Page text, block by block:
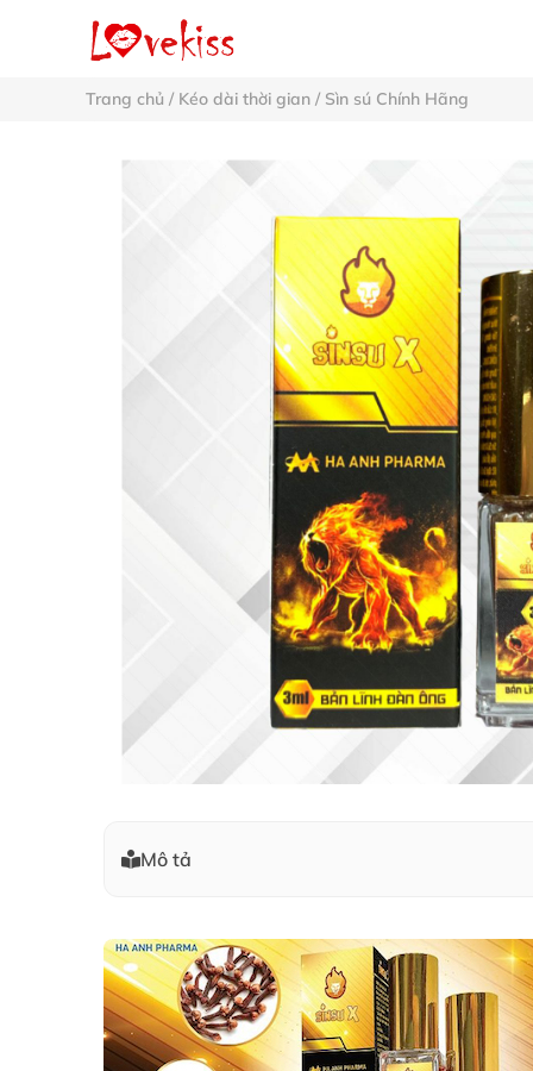
Trang chủ / Kéo dài thời gian / Sìn sú Chính Hãng
Mô tả